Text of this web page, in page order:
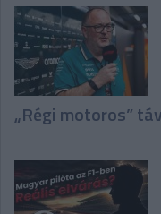
„Régi motoros”